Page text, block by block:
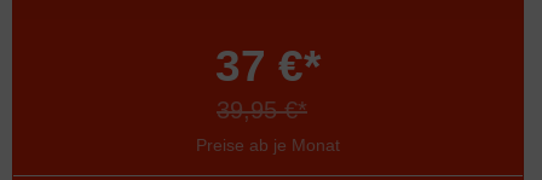
37 €*
39,95 €*
Preise ab je Monat